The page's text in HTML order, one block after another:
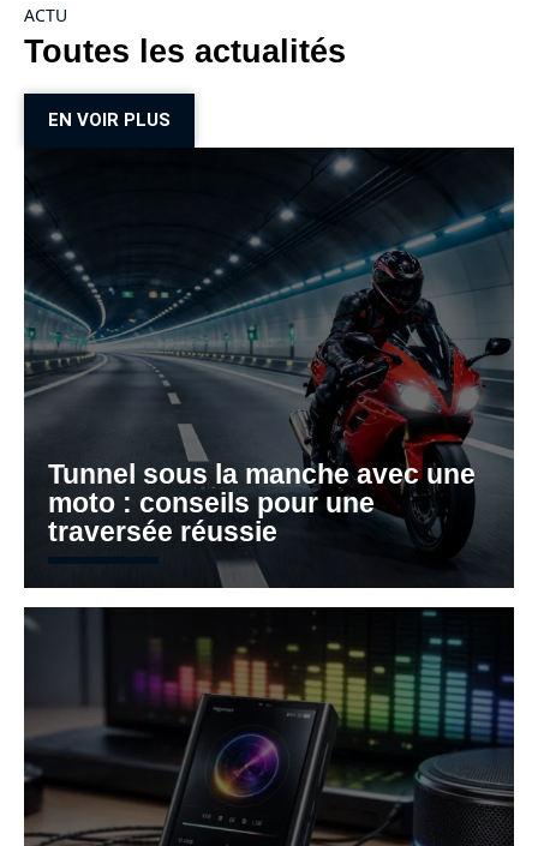
ACTU
Toutes les actualités
EN VOIR PLUS
Tunnel sous la manche avec une
moto : conseils pour une
traversée réussie